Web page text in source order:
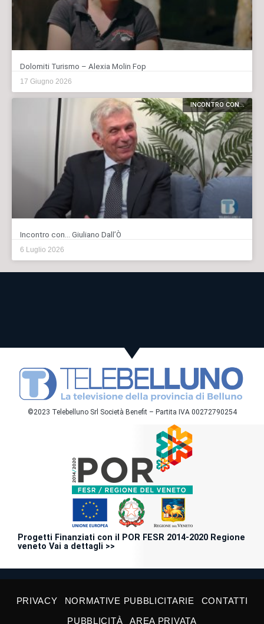
Dolomiti Turismo – Alexia Molin Fop
17 Giugno 2026
INCONTRO CON...
Incontro con… Giuliano Dall’Ò
6 Luglio 2026
©2023 Telebelluno Srl Società Benefit – Partita IVA 00272790254
Progetti Finanziati con il POR FESR 2014-2020 Regione
veneto Vai a dettagli >>
PRIVACY NORMATIVE PUBBLICITARIE
CONTATTI
PUBBLICITÀ
AREA PRIVATA